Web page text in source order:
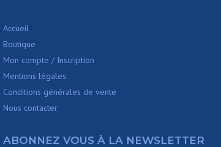
Accueil
Boutique
Mon compte / Inscription
Mentions légales
Conditions générales de vente
Nous contacter
ABONNEZ VOUS À LA NEWSLETTER